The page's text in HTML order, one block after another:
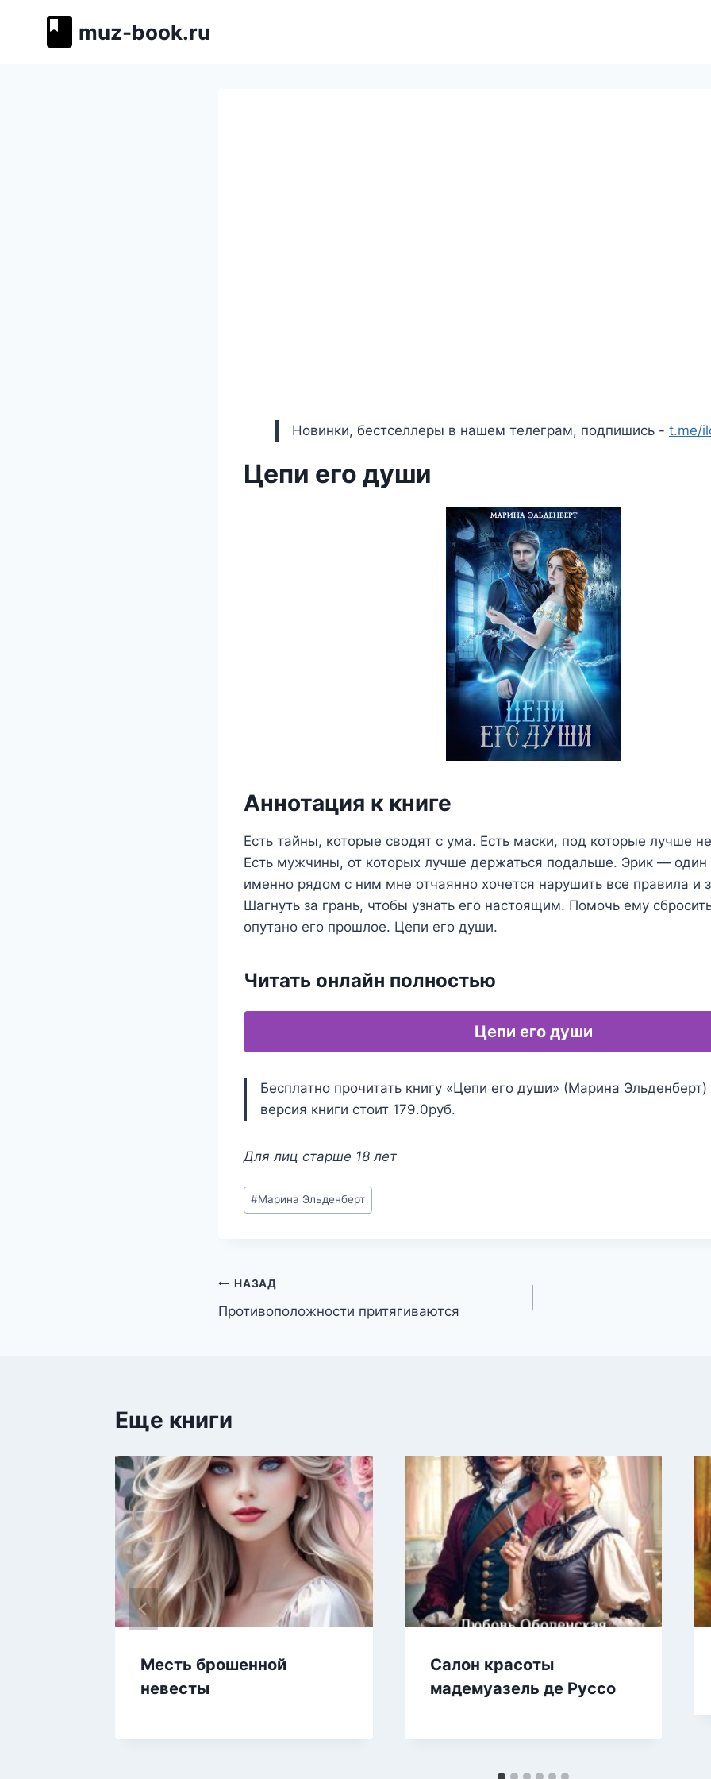
muz-book.ru
Новинки, бестселлеры в нашем телеграм, подпишись - t.me/
Цепи его души
Аннотация к книге
Есть тайны, которые сводят с ума. Есть маски, под которые лучше
Есть мужчины, от которых лучше держаться подальше. Эрик — один
именно рядом с ним мне отчаянно хочется нарушить все правила и
Шагнуть за грань, чтобы узнать его настоящим. Помочь ему
опутано его прошлое. Цепи его души.
Читать онлайн полностью
Цепи его души
Бесплатно прочитать книгу «Цепи его души» (Марина Эльденберт)
версия книги стоит 179.0руб.
Для лиц старше 18 лет
Метки
записи:
#Марина Эльденберт
Навигация
по
НАЗАД
Противоположности притягиваются
Еще книги
Месть брошенной
невесты
Салон красоты
мадемуазель де Руссо